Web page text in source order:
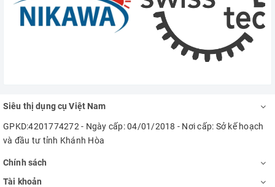
Siêu thị dụng cụ Việt Nam
GPKD:4201774272 - Ngày cấp: 04/01/2018 - Nơi cấp: Sở kế hoạch
và đầu tư tỉnh Khánh Hòa
Chính sách
Tài khoản